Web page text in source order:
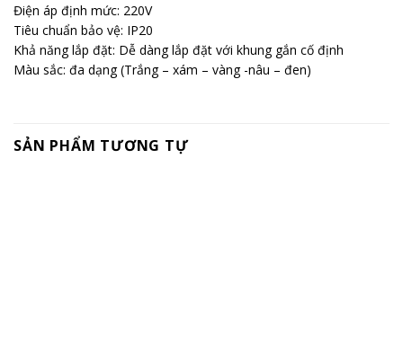
Điện áp định mức: 220V
Tiêu chuẩn bảo vệ: IP20
Khả năng lắp đặt: Dễ dàng lắp đặt với khung gắn cố định
Màu sắc: đa dạng (Trắng – xám – vàng -nâu – đen)
SẢN PHẨM TƯƠNG TỰ